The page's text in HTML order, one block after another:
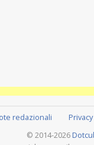
redazionali Privacy
© 2014-2026